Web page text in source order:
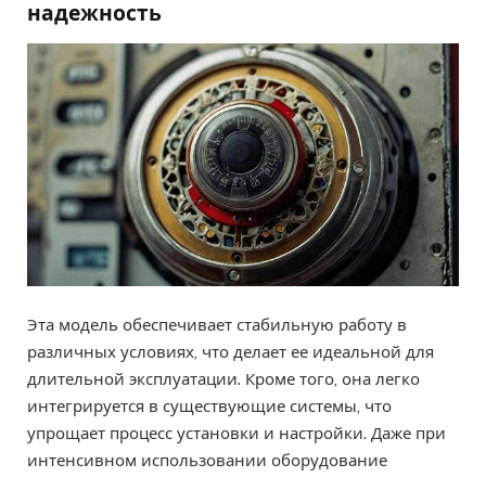
надежность
Эта модель обеспечивает стабильную работу в
различных условиях, что делает ее идеальной для
длительной эксплуатации. Кроме того, она легко
интегрируется в существующие системы, что
упрощает процесс установки и настройки. Даже при
интенсивном использовании оборудование